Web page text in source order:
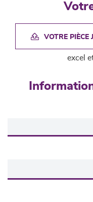
VOTRE PIÈCE
excel